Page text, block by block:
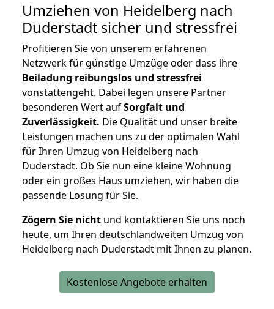
Umziehen von Heidelberg nach
Duderstadt sicher und stressfrei
Profitieren Sie von unserem erfahrenen
Netzwerk für günstige Umzüge oder dass ihre
Beiladung reibungslos und stressfrei
vonstattengeht. Dabei legen unsere Partner
besonderen Wert aufSorgfalt und
Zuverlässigkeit. Die Qualität und unser breite
Leistungen machen uns zu der optimalen Wahl
für Ihren Umzug von Heidelberg nach
Duderstadt. Ob Sie nun eine kleine Wohnung
oder ein großes Haus umziehen, wir haben die
passende Lösung für Sie.
Zögern Sie nicht und kontaktieren Sie uns noch
heute, um Ihren deutschlandweiten Umzug von
Heidelberg nach Duderstadt mit Ihnen zu planen.
Kostenlose Angebote erhalten